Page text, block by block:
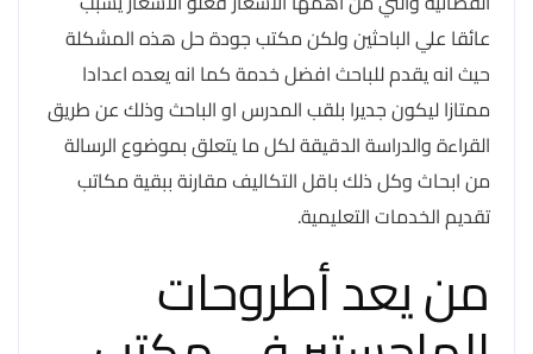
عائقا علي الباحثين ولكن مكتب جودة حل هذه المشكلة
حيث انه يقدم للباحث افضل خدمة كما انه يعده اعدادا
ممتازا ليكون جديرا بلقب المدرس او الباحث وذلك عن طريق
القراءة والدراسة الدقيقة لكل ما يتعلق بموضوع الرسالة
من ابحاث وكل ذلك باقل التكاليف مقارنة ببقية مكاتب
تقديم الخدمات التعليمية.
من يعد أطروحات